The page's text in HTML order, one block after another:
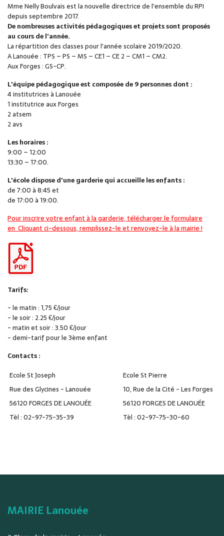
Mme Nelly Boulvais est la nouvelle directrice de l'ensemble du RPI
depuis septembre 2017.
De nombreuses activités pédagogiques et projets sont proposés
au cours de l'année.
La répartition des classes pour l'année scolaire 2019/2020.
A Lanouée : TPS – PS – MS – CE1 – CE 2 – CM1 – CM2.
Aux Forges : GS-CP.
L'équipe pédagogique est composée de 9 personnes dont :
4 institutrices à Lanouée
1 institutrice aux Forges
2 atsem
2 avs
Les horaires :
9:00 – 12:00
13:30 – 17:00.
L'école dispose d'une garderie qui accueille les enfants :
de 7:00 à 8:45 et
de 17:00 à 19:00.
Pour inscrire votre enfant à la garderie, télécharger le formulaire
en Cliquant ci-dessous, remplissez-le et renvoyez-le à la mairie !
Tarifs:
- le matin : 1,75 €/jour
- le soir : 2.25 €/jour
- matin et soir : 3.50 €/jour
- demi-tarif pour le 3ème enfant
Contacts :
Ecole St Joseph
Ecole St Pierre
Rue des Glycines - Lanouée
10, Rue de la Cité - Les Forges
56120 FORGES DE LANOUÉE
56120 FORGES DE LANOUÉE
Tèl : 02-97-75-35-39
Tèl : 02-97-75-30-60
MAIRIE Lanouée